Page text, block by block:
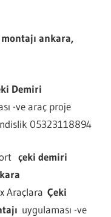
ankara,
Demiri
-ve araç proje
05323118894
çeki demiri
Araçlara Çeki
uygulaması -ve